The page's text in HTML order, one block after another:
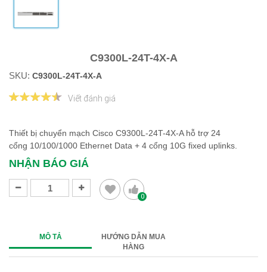
C9300L-24T-4X-A
SKU: C9300L-24T-4X-A
Viết đánh giá
Thiết bị chuyển mạch Cisco C9300L-24T-4X-A hỗ trợ 24
cổng 10/100/1000 Ethernet Data + 4 cổng 10G fixed uplinks.
NHẬN BÁO GIÁ
0
MÔ TẢ
HƯỚNG DẪN MUA
HÀNG